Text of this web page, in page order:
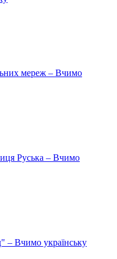
мереж – Вчимо
Руська – Вчимо
– Вчимо українську